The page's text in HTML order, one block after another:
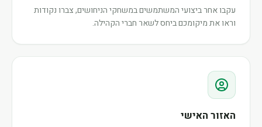
עקבו אחר ביצועי המשתמשים במשחקי הניחושים, צברו נקודות
וראו את מיקומכם ביחס לשאר חברי הקהילה.
האזור האישי